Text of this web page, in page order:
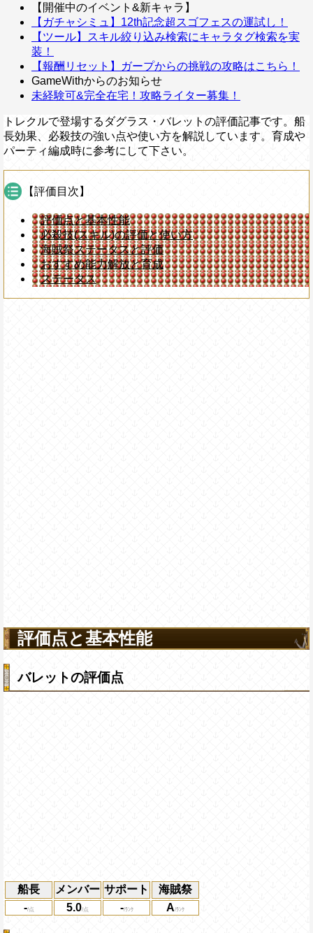
【開催中のイベント&新キャラ】
【ガチャシミュ】12th記念超スゴフェスの運試し！
【ツール】スキル絞り込み検索にキャラタグ検索を実
装！
【報酬リセット】ガープからの挑戦の攻略はこちら！
GameWithからのお知らせ
未経験可&完全在宅！攻略ライター募集！
トレクルで登場するダグラス・バレットの評価記事です。船
長効果、必殺技の強い点や使い方を解説しています。育成や
パーティ編成時に参考にして下さい。
【評価目次】
評価点と基本性能
必殺技(スキル)の評価と使い方
海賊祭ステータスと評価
おすすめ能力解放と育成
ステータス
評価点と基本性能
バレットの評価点
船長 メンバー サポート
海賊祭
-
5.0 - A